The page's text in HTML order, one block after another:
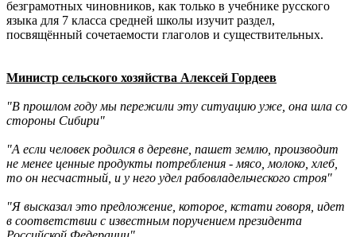
безграмотных чиновников, как только в учебнике русского
языка для 7 класса средней школы изучит раздел,
посвящённый сочетаемости глаголов и существительных.
Министр сельского хозяйства Алексей Гордеев
"В прошлом году мы пережили эту ситуацию уже, она шла со
стороны Сибири"
"А если человек родился в деревне, пашет землю, производит
не менее ценные продукты потребления - мясо, молоко, хлеб,
то он несчастный, и у него удел рабовладельческого строя"
"Я высказал это предложение, которое, кстати говоря, идет
в соответствии с известным поручением президента